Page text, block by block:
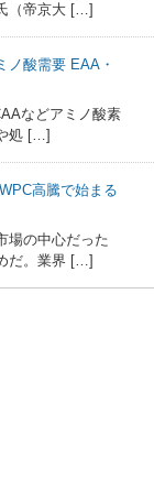
（帝京大 […]
ノ酸需要 EAA・
などアミノ酸素
処 […]
高騰で始まる
場の中心だった
だ。業界 […]